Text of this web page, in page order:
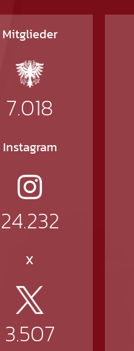
Mitglieder
7.018
Instagram
24.232
X
3.507